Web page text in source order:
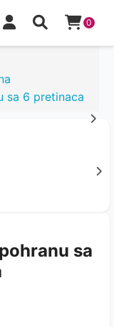
0
sa 6 pretinaca
sa